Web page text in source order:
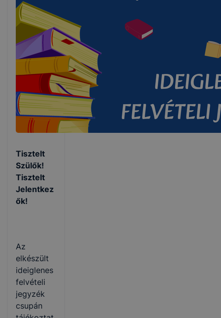
Tisztelt
Szülők!
Tisztelt
Jelentkez
ők!
Az
elkészült
ideiglenes
felvételi
jegyzék
csupán